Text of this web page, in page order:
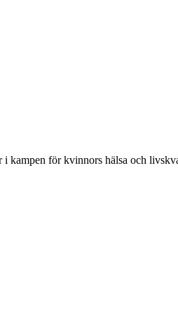
kampen för kvinnors hälsa och